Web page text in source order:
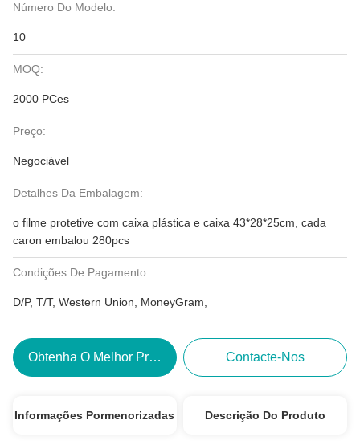
Número Do Modelo:
10
MOQ:
2000 PCes
Preço:
Negociável
Detalhes Da Embalagem:
o filme protetive com caixa plástica e caixa 43*28*25cm, cada
caron embalou 280pcs
Condições De Pagamento:
D/P, T/T, Western Union, MoneyGram,
Obtenha O Melhor Preço Contacte-Nos
Informações Pormenorizadas Descrição Do Produto